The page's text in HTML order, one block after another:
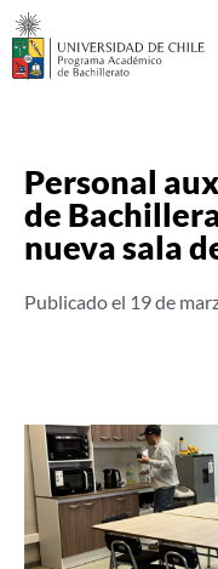
Personal
de
nueva sala
Publicado el 19 de